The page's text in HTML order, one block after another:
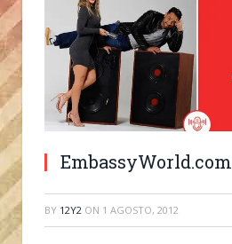
EmbassyWorld.com
BY 12Y2 ON 1 AGOSTO, 2012